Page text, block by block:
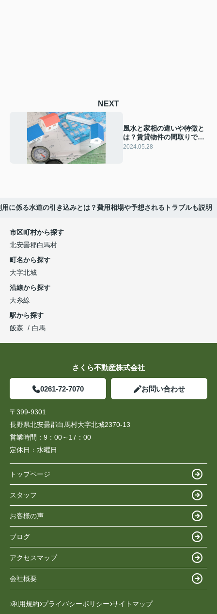
NEXT
風水と家相の違いや特徴と
は？賃貸物件の間取りで意
識すべき点などを解説
2024.05.28
用に係る水道の引き込みとは？費用相場や予想されるトラブルも説明
市区町村から探す
北安曇郡白馬村
町名から探す
大字北城
沿線から探す
大糸線
駅から探す
飯森
白馬
さくら不動産株式会社
0261-72-7070 お問い合わせ
〒399-9301
長野県北安曇郡白馬村大字北城2370-13
営業時間： 9：00～17：00
定休日： 水曜日
トップページ
スタッフ
お客様の声
ブログ
アクセスマップ
会社概要
利用規約 プライバシーポリシー サイトマップ